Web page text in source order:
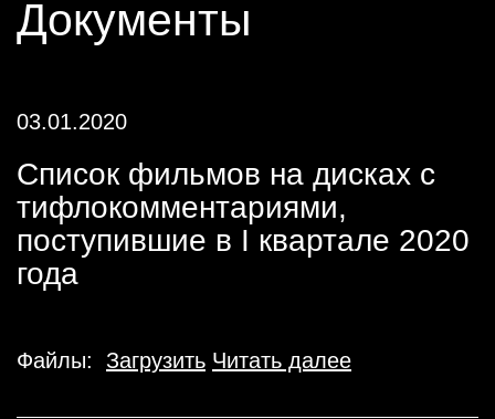
Документы
03.01.2020
Список фильмов на дисках с
тифлокомментариями,
поступившие в I квартале 2020
года
Файлы: Загрузить Читать далее